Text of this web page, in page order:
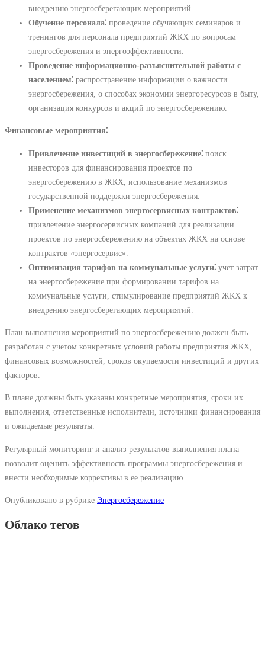
внедрению энергосберегающих мероприятий.
Обучение персонала⁚ проведение обучающих семинаров и
тренингов для персонала предприятий ЖКХ по вопросам
энергосбережения и энергоэффективности.
Проведение информационно-разъяснительной работы с
населением⁚ распространение информации о важности
энергосбережения, о способах экономии энергоресурсов в быту,
организация конкурсов и акций по энергосбережению.
Финансовые мероприятия⁚
Привлечение инвестиций в энергосбережение⁚ поиск
инвесторов для финансирования проектов по
энергосбережению в ЖКХ, использование механизмов
государственной поддержки энергосбережения.
Применение механизмов энергосервисных контрактов⁚
привлечение энергосервисных компаний для реализации
проектов по энергосбережению на объектах ЖКХ на основе
контрактов «энергосервис».
Оптимизация тарифов на коммунальные услуги⁚ учет затрат
на энергосбережение при формировании тарифов на
коммунальные услуги, стимулирование предприятий ЖКХ к
внедрению энергосберегающих мероприятий.
План выполнения мероприятий по энергосбережению должен быть
разработан с учетом конкретных условий работы предприятия ЖКХ,
финансовых возможностей, сроков окупаемости инвестиций и других
факторов.
В плане должны быть указаны конкретные мероприятия, сроки их
выполнения, ответственные исполнители, источники финансирования
и ожидаемые результаты.
Регулярный мониторинг и анализ результатов выполнения плана
позволит оценить эффективность программы энергосбережения и
внести необходимые коррективы в ее реализацию.
Опубликовано в рубрике Энергосбережение
Облако тегов